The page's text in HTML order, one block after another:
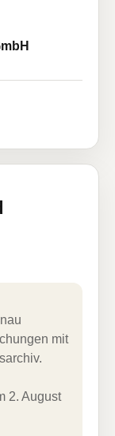
mit
2. August